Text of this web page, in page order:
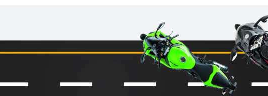
супутників. Незалежно від того, чи шукаєте ви компоненти для регулярного
для відновлення мотоцикла після тривалої експлуатації, HAVEN пропонує
Ми прагнемо до того, щоб кожен клієнт Motomarket міг знайти саме ті
продуктивність та захист, продовжуючи термін служби вашої техніки.
робите вибір на користь спокою та впевненості, знаючи, що ваш
підведуть у найвідповідальніший момент. Це не просто запчастини, це
довготривалу насолоду від поїздок. Наша місія – зробити якісні